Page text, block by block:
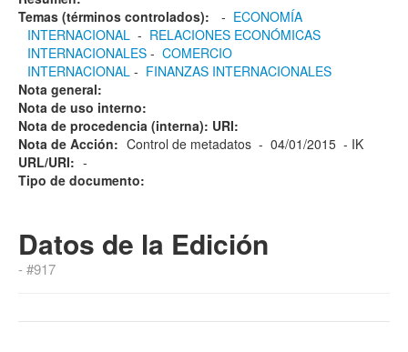
Temas (términos controlados):
- ECONOMÍA
INTERNACIONAL - RELACIONES ECONÓMICAS
INTERNACIONALES - COMERCIO
INTERNACIONAL - FINANZAS INTERNACIONALES
Nota general:
Nota de uso interno:
Nota de procedencia (interna): URI:
Nota de Acción:
URL/URI: -
Tipo de documento:
Datos de la Edición
- #917